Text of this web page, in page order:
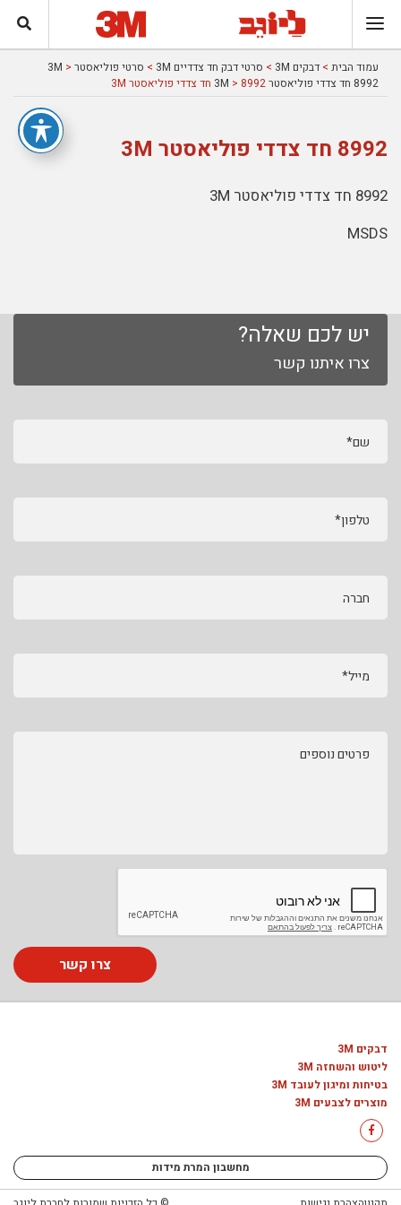
עמוד הבית > דבקים 3M > סרטי דבק חד צדדיים 3M > סרטי פוליאסטר 3M >
8992 חד צדדי פוליאסטר 3M
> 8992 חד צדדי פוליאסטר 3M
8992 חד צדדי פוליאסטר 3M
8992 חד צדדי פוליאסטר 3M
MSDS
יש לכם שאלה?
צרו איתנו קשר
שם*
טלפון*
חברה
מייל*
פרטים נוספים
צרו קשר
דבקים 3M
ליטוש והשחזה 3M
בטיחות ומיגון לעובד 3M
מוצרים לצבעים 3M
מחשבון המרת מידות